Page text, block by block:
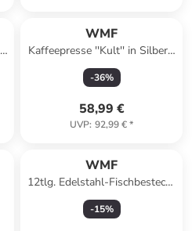
WMF
Kaffeepresse ''Kult'' in Silber -
1 l
-36%
58,99 €
UVP: 92,99 €*
WMF
12tlg. Edelstahl-Fischbesteck-
Set ''Nuova 233''
-15%